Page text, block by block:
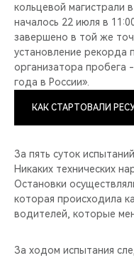
кольцевой магистрали
началось 22 июля в
завершено в той же
установление
организатора пробега
года в России».
КАК СТАРТОВАЛИ
За пять суток
Никаких технических
Остановки
которая происходила
водителей, которые
За ходом испытания